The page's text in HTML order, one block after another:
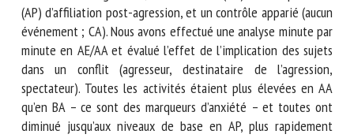
événements d’agression, en l’absence (AA) ou en présence
(AP) d’affiliation post-agression, et un contrôle apparié
(aucun événement ; CA). Nous avons effectué une analyse
minute par minute en AE/AA et évalué l’effet de
l’implication des sujets dans un conflit (agresseur,
destinataire de l’agression, spectateur). Toutes les activités
étaient plus élevées en AA qu’en BA – ce sont des